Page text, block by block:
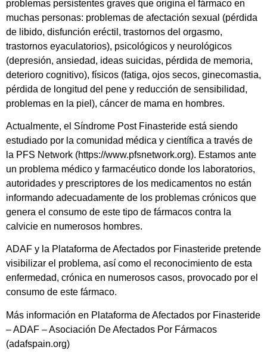
problemas persistentes graves que origina el fármaco en
muchas personas: problemas de afectación sexual (pérdida
de libido, disfunción eréctil, trastornos del orgasmo,
trastornos eyaculatorios), psicológicos y neurológicos
(depresión, ansiedad, ideas suicidas, pérdida de memoria,
deterioro cognitivo), físicos (fatiga, ojos secos, ginecomastia,
pérdida de longitud del pene y reducción de sensibilidad,
problemas en la piel), cáncer de mama en hombres.
Actualmente, el Síndrome Post Finasteride está siendo
estudiado por la comunidad médica y científica a través de
la PFS Network (https://www.pfsnetwork.org). Estamos ante
un problema médico y farmacéutico donde los laboratorios,
autoridades y prescriptores de los medicamentos no están
informando adecuadamente de los problemas crónicos que
genera el consumo de este tipo de fármacos contra la
calvicie en numerosos hombres.
ADAF y la Plataforma de Afectados por Finasteride pretende
visibilizar el problema, así como el reconocimiento de esta
enfermedad, crónica en numerosos casos, provocado por el
consumo de este fármaco.
Más información en Plataforma de Afectados por Finasteride
– ADAF – Asociación De Afectados Por Fármacos
(adafspain.org)